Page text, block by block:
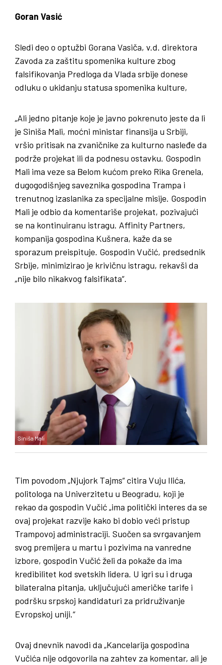
Goran Vasić
Sledi deo o optužbi Gorana Vasiča, v.d. direktora
Zavoda za zaštitu spomenika kulture zbog
falsifikovanja Predloga da Vlada srbije donese
odluku o ukidanju statusa spomenika kulture,
„Ali jedno pitanje koje je javno pokrenuto jeste da li
je Siniša Mali, moćni ministar finansija u Srbiji,
vršio pritisak na zvaničnike za kulturno nasleđe da
podrže projekat ili da podnesu ostavku. Gospodin
Mali ima veze sa Belom kućom preko Rika Grenela,
dugogodišnjeg saveznika gospodina Trampa i
trenutnog izaslanika za specijalne misije. Gospodin
Mali je odbio da komentariše projekat, pozivajući
se na kontinuiranu istragu. Affinity Partners,
kompanija gospodina Kušnera, kaže da se
sporazum preispituje. Gospodin Vučić, predsednik
Srbije, minimizirao je krivičnu istragu, rekavši da
„nije bilo nikakvog falsifikata“.
Siniša Mali
Tim povodom „Njujork Tajms“ citira Vuju Ilića,
politologa na Univerzitetu u Beogradu, koji je
rekao da gospodin Vučić „ima politički interes da se
ovaj projekat razvije kako bi dobio veći pristup
Trampovoj administraciji. Suočen sa svrgavanjem
svog premijera u martu i pozivima na vanredne
izbore, gospodin Vučić želi da pokaže da ima
kredibilitet kod svetskih lidera. U igri su i druga
bilateralna pitanja, uključujući američke tarife i
podršku srpskoj kandidaturi za pridruživanje
Evropskoj uniji.“
Ovaj dnevnik navodi da „Kancelarija gospodina
Vučića nije odgovorila na zahtev za komentar, ali je